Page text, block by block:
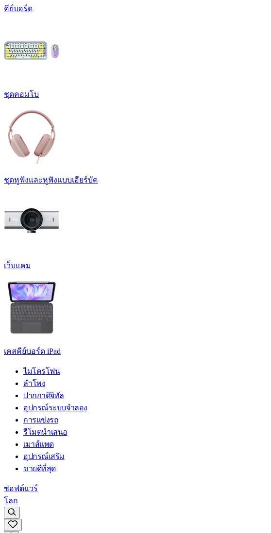
คีย์บอร์ด
ชุดคอมโบ
ชุดหูฟังและหูฟังแบบเอียร์บัด
เว็บแคม
เคสคีย์บอร์ด iPad
ไมโครโฟน
ลำโพง
ปากกาดิจิทัล
อุปกรณ์ระบบจำลอง
การแข่งรถ
รีโมตนำเสนอ
เมาส์แพด
อุปกรณ์เสริม
ขายดีที่สุด
ซอฟต์แวร์
โลก